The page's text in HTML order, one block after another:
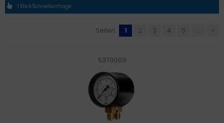
1 Klick Schnellanfrage
Seiten: 1 2 3 4 5 ... »
5370069